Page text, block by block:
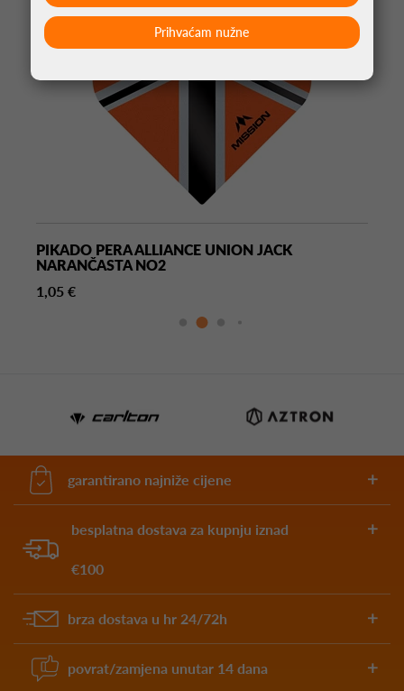
PIKADO PERA ALLIANCE UNION JACK
NARANČASTA NO2
1,05 €
garantirano najniže cijene
besplatna dostava za kupnju iznad
€100
brza dostava u hr 24/72h
povrat/zamjena unutar 14 dana
Prihvaćam nužne